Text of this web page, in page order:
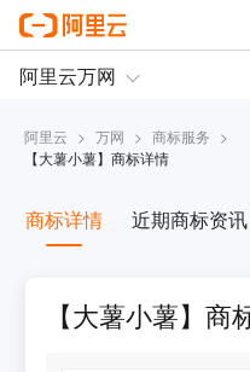
阿里云 > 万网 > 商标服务 >
【大薯小薯】商标详情
商标详情 近期商标资讯
【大薯小薯】商